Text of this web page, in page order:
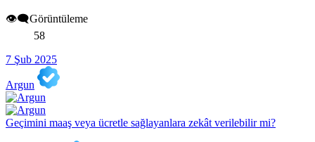
👁️‍🗨️Görüntüleme
58
7 Şub 2025
Argun
Geçimini maaş veya ücretle sağlayanlara zekât verilebilir mi?